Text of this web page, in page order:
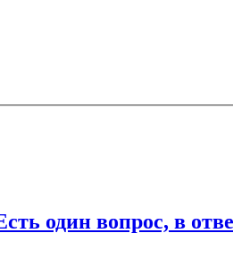
моих комментариев.
вопрос, в ответ